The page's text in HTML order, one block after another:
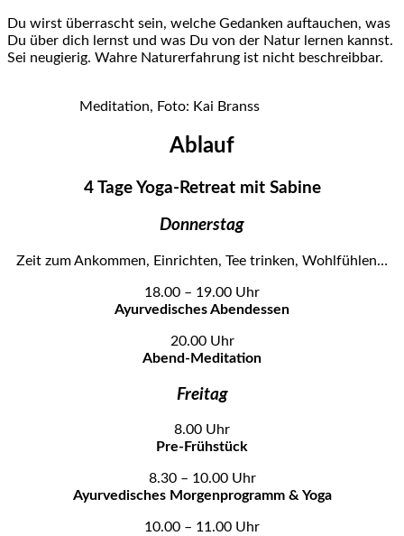
Du wirst überrascht sein, welche Gedanken auftauchen, was
Du über dich lernst und was Du von der Natur lernen kannst.
Sei neugierig. Wahre Naturerfahrung ist nicht beschreibbar.
Meditation, Foto: Kai Branss
Ablauf
4 Tage Yoga-Retreat mit Sabine
Donnerstag
Zeit zum Ankommen, Einrichten, Tee trinken, Wohlfühlen…
18.00 – 19.00 Uhr
Ayurvedisches Abendessen
20.00 Uhr
Abend-Meditation
Freitag
8.00 Uhr
Pre-Frühstück
8.30 – 10.00 Uhr
Ayurvedisches Morgenprogramm & Yoga
10.00 – 11.00 Uhr